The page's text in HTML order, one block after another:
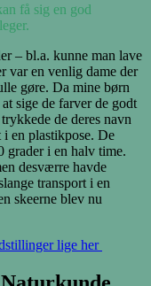
få sig en god
– bl.a. kunne man lave
var en venlig dame der
gøre. Da mine børn
sige de farver de godt
de deres navn
en plastikpose. De
grader i en halv time.
desværre havde
transport i en
skeerne blev nu
lige her